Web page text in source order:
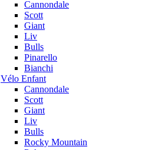
Cannondale
Scott
Giant
Liv
Bulls
Pinarello
Bianchi
Vélo Enfant
Cannondale
Scott
Giant
Liv
Bulls
Rocky Mountain